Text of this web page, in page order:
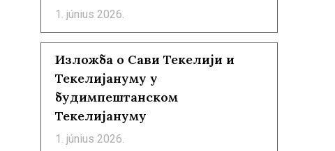
1. június 2026.
Изложба о Сави Текелији и
Текелијануму у
будимпештанском
Текелијануму
1. június 2026.